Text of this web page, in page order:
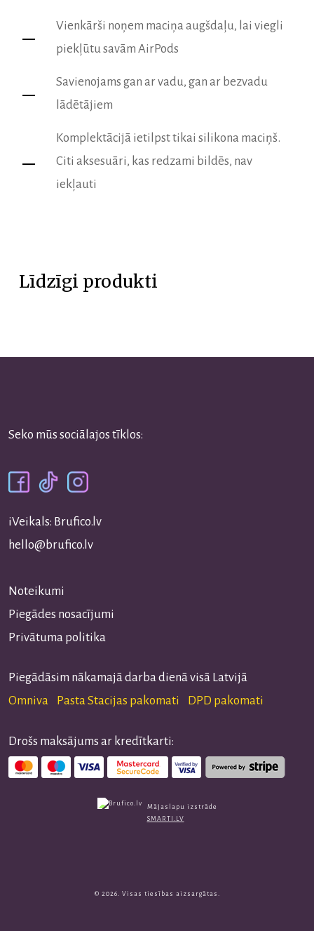
Vienkārši noņem maciņa augšdaļu, lai viegli
piekļūtu savām AirPods
Savienojams gan ar vadu, gan ar bezvadu
lādētājiem
Komplektācijā ietilpst tikai silikona maciņš.
Citi aksesuāri, kas redzami bildēs, nav
iekļauti
Līdzīgi produkti
Seko mūs sociālajos tīklos:
iVeikals: Brufico.lv
hello@brufico.lv
Noteikumi
Piegādes nosacījumi
Privātuma politika
Piegādāsim nākamajā darba dienā visā Latvijā
Omniva Pasta Stacijas pakomati DPD pakomati
Drošs maksājums ar kredītkarti:
© 2026. Visas tiesības aizsargātas.
Mājaslapu izstrāde
SMARTI.LV